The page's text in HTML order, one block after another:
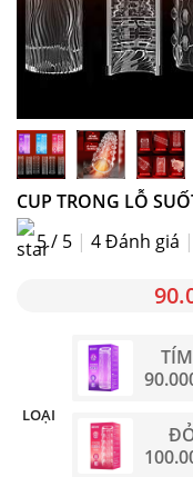
CUP TRONG LỖ
5 / 5 | 4Đánh giá |
LOẠI
TÍM